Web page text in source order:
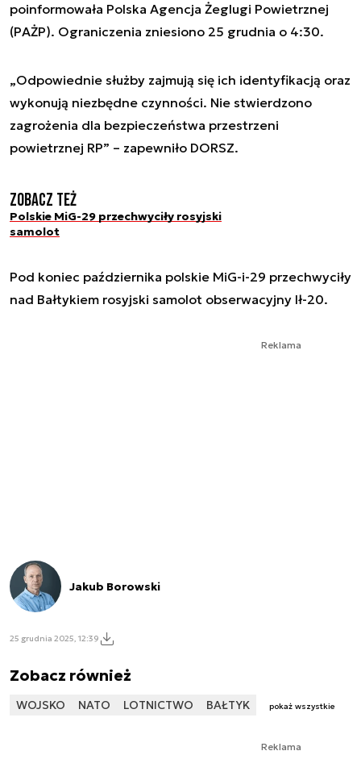
poinformowała Polska Agencja Żeglugi Powietrznej
(PAŻP). Ograniczenia zniesiono 25 grudnia o 4:30.
„Odpowiednie służby zajmują się ich identyfikacją oraz
wykonują niezbędne czynności. Nie stwierdzono
zagrożenia dla bezpieczeństwa przestrzeni
powietrznej RP” – zapewniło DORSZ.
Zobacz też
Polskie MiG-29 przechwyciły rosyjski
samolot
Pod koniec października polskie MiG-i-29 przechwyciły
nad Bałtykiem rosyjski samolot obserwacyjny Ił-20.
Reklama
Jakub Borowski
25 grudnia 2025, 12:39
Zobacz również
WOJSKO NATO LOTNICTWO BAŁTYK pokaż wszystkie
Reklama